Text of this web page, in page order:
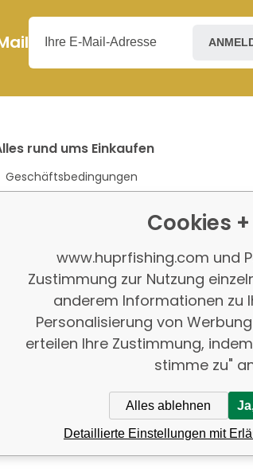
rund ums Einkaufen
Geschäftsbedingungen
|Seitenverzeichnis
Cookies +
www.huprfishing.com und
Zustimmung zur Nutzung
anderem Informationen zu
Personalisierung von
erteilen Ihre Zustimmung,
stimme zu"
Alles ablehnen
Detaillierte Einstellungen mit